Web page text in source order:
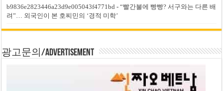
b9836e2823446a23d9e005043f4771bd -“빨간불에 빵빵? 서구와는 다른 배
려”… 외국인이 본 호찌민의 ‘경적 미학’
광고문의/Advertisement